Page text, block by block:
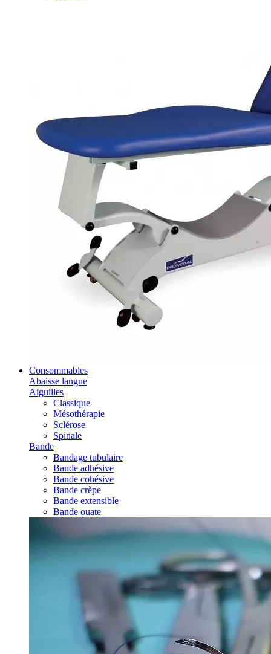
Consommables
Abaisse langue
Aiguilles
Classique
Mésothérapie
Sclérose
Spinale
Bande
Bandage tubulaire
Bande adhésive
Bande cohésive
Bande crèpe
Bande extensible
Bande ouate